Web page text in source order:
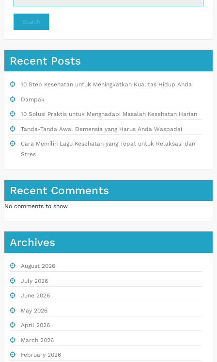
Search
Recent Posts
10 Step Kesehatan untuk Meningkatkan Kualitas Hidup Anda
Dampak
10 Solusi Praktis untuk Menghadapi Masalah Kesehatan Harian
Tanda-Tanda Awal Demensia yang Harus Anda Waspadai
Cara Memilih Lagu Kesehatan yang Tepat untuk Relaksasi dan
Stres
Recent Comments
No comments to show.
Archives
August 2026
July 2026
June 2026
May 2026
April 2026
March 2026
February 2026